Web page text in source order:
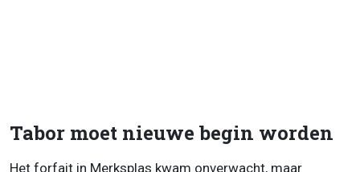
Tabor moet nieuwe begin worden
Het forfait in Merksplas kwam onverwacht, maar